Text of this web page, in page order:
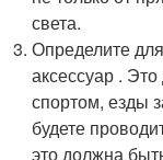
света.
Определите
аксессуар .
спортом, езды
будете
это должна